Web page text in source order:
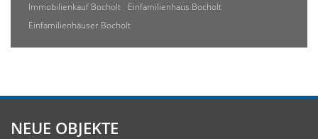
Immobilienkauf Bocholt
Einfamilienhaus Bocholt
Einfamilienhäuser Bocholt
NEUE OBJEKTE